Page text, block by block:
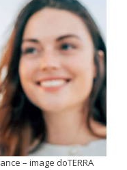
– image doTERRA